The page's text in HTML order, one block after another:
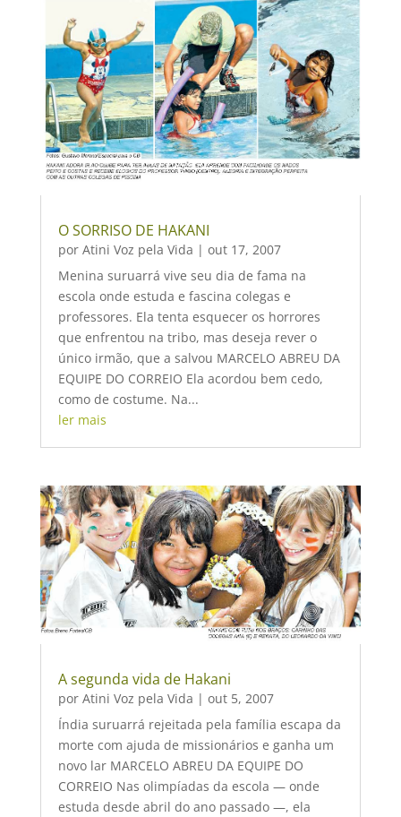
O SORRISO DE HAKANI
por Atini Voz pela Vida | out 17, 2007
Menina suruarrá vive seu dia de fama na
escola onde estuda e fascina colegas e
professores. Ela tenta esquecer os horrores
que enfrentou na tribo, mas deseja rever o
único irmão, que a salvou MARCELO ABREU DA
EQUIPE DO CORREIO Ela acordou bem cedo,
como de costume. Na...
ler mais
A segunda vida de Hakani
por Atini Voz pela Vida | out 5, 2007
Índia suruarrá rejeitada pela família escapa da
morte com ajuda de missionários e ganha um
novo lar MARCELO ABREU DA EQUIPE DO
CORREIO Nas olimpíadas da escola — onde
estuda desde abril do ano passado —, ela